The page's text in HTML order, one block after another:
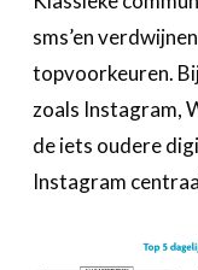
sms’en
topvoorkeuren.
zoals Instagram,
de iets oudere
Instagram